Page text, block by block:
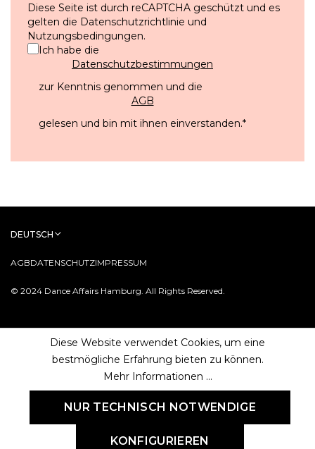
Diese Seite ist durch reCAPTCHA geschützt und es
gelten die Datenschutzrichtlinie und
Nutzungsbedingungen.
Ich habe die
Datenschutzbestimmungen
zur Kenntnis genommen und die
AGB
gelesen und bin mit ihnen einverstanden.*
© 2024 Dance Affairs Hamburg. All Rights Reserved.
AGBDATENSCHUTZIMPRESSUM
DEUTSCH
Diese Website verwendet Cookies, um eine
bestmögliche Erfahrung bieten zu können.
Mehr Informationen ...
NUR TECHNISCH NOTWENDIGE
KONFIGURIEREN